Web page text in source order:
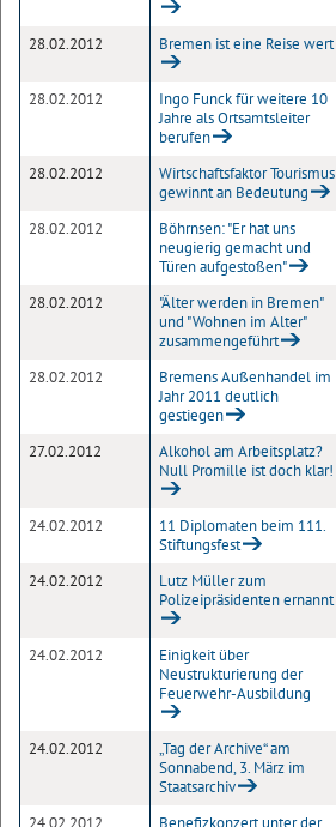
28.02.2012 Bremen ist eine Reise wert
28.02.2012
Ingo Funck für weitere 10
Jahre als Ortsamtsleiter
berufen
28.02.2012
Wirtschaftsfaktor Tourismus
gewinnt an Bedeutung
28.02.2012
Böhrnsen: "Er hat uns
neugierig gemacht und
Türen aufgestoßen"
28.02.2012
"Älter werden in Bremen"
und "Wohnen im Alter"
zusammengeführt
28.02.2012
Bremens Außenhandel im
Jahr 2011 deutlich
gestiegen
27.02.2012
Alkohol am Arbeitsplatz?
Null Promille ist doch klar!
24.02.2012
11 Diplomaten beim 111.
Stiftungsfest
24.02.2012
Lutz Müller zum
Polizeipräsidenten ernannt
24.02.2012
Einigkeit über
Neustrukturierung der
Feuerwehr-Ausbildung
24.02.2012
„Tag der Archive“ am
Sonnabend, 3. März im
Staatsarchiv
24.02.2012
Benefizkonzert unter der